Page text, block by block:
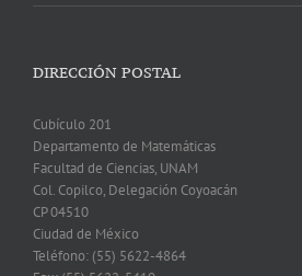
DIRECCIÓN POSTAL
Cubículo 201
Departamento de Matemáticas
Facultad de Ciencias, UNAM
Col. Copilco, Delegación Coyoacán
CP 04510
Ciudad de México
Teléfono: (55) 5622-4864